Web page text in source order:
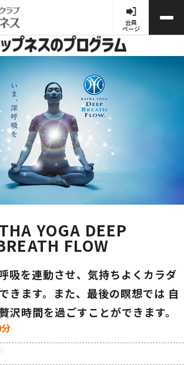
会員
ページ
YOGA DEEP
FLOW
吸を連動させ、気持ちよくカラダ
きます。また、最後の瞑想では 自
沢時間を過ごすことができます。